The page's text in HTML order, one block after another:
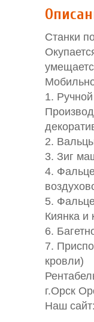
Станки
1.
2.
3. Зиг
4.
5.
Киянка и
6.
7.
кровли)
г.Орск
Наш